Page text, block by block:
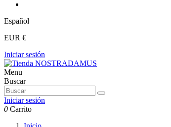
Español
EUR €
Iniciar sesión
Menu
Buscar
Iniciar sesión
0 Carrito